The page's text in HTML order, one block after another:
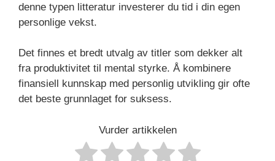
denne typen litteratur investerer du tid i din egen
personlige vekst.
Det finnes et bredt utvalg av titler som dekker alt
fra produktivitet til mental styrke. Å kombinere
finansiell kunnskap med personlig utvikling gir ofte
det beste grunnlaget for suksess.
Vurder artikkelen